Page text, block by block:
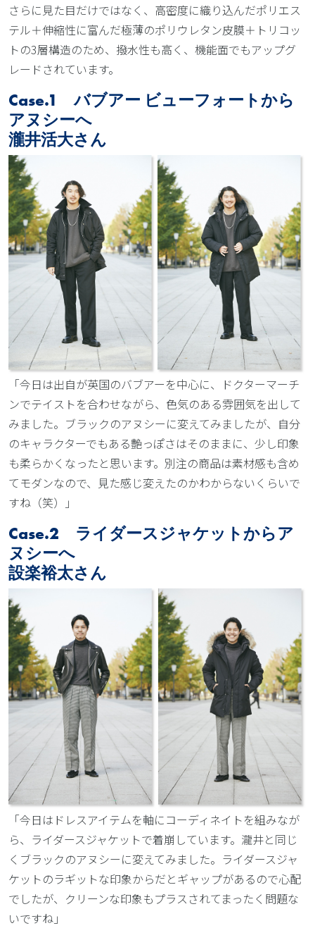
さらに見た目だけではなく、高密度に織り込んだポリエス
テル＋伸縮性に富んだ極薄のポリウレタン皮膜＋トリコッ
トの3層構造のため、撥水性も高く、機能面でもアップグ
レードされています。
Case.1 バブアー ビューフォートから
アヌシーへ
瀧井活大さん
「今日は出自が英国のバブアーを中心に、ドクターマーチ
ンでテイストを合わせながら、色気のある雰囲気を出して
みました。ブラックのアヌシーに変えてみましたが、自分
のキャラクターでもある艶っぽさはそのままに、少し印象
も柔らかくなったと思います。別注の商品は素材感も含め
てモダンなので、見た感じ変えたのかわからないくらいで
すね（笑）」
Case.2 ライダースジャケットからア
ヌシーへ
設楽裕太さん
「今日はドレスアイテムを軸にコーディネイトを組みなが
ら、ライダースジャケットで着崩しています。瀧井と同じ
くブラックのアヌシーに変えてみました。ライダースジャ
ケットのラギットな印象からだとギャップがあるので心配
でしたが、クリーンな印象もプラスされてまったく問題な
いですね」